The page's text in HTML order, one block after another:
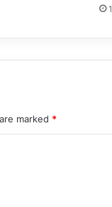
marked *